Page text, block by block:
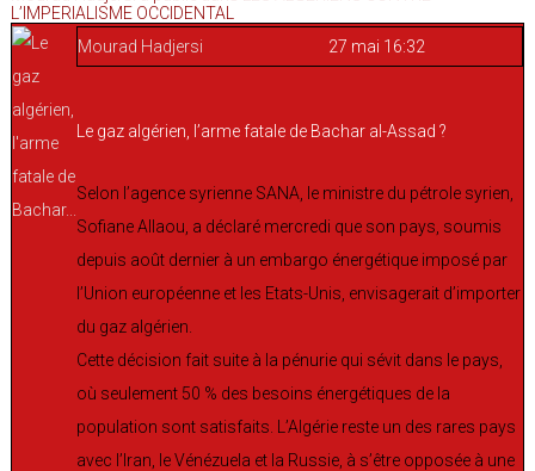
L’IMPERIALISME OCCIDENTAL
Mourad Hadjersi
27 mai 16:32
Le gaz algérien, l’arme fatale de Bachar al-Assad ?
Selon l’agence syrienne SANA, le ministre du pétrole syrien,
Sofiane Allaou, a déclaré mercredi que son pays, soumis
depuis août dernier à un embargo énergétique imposé par
l’Union européenne et les Etats-Unis, envisagerait d’importer
du gaz algérien.
Cette décision fait suite à la pénurie qui sévit dans le pays,
où seulement 50 % des besoins énergétiques de la
population sont satisfaits. L’Algérie reste un des rares pays
avec l’Iran, le Vénézuela et la Russie, à s’être opposée à une